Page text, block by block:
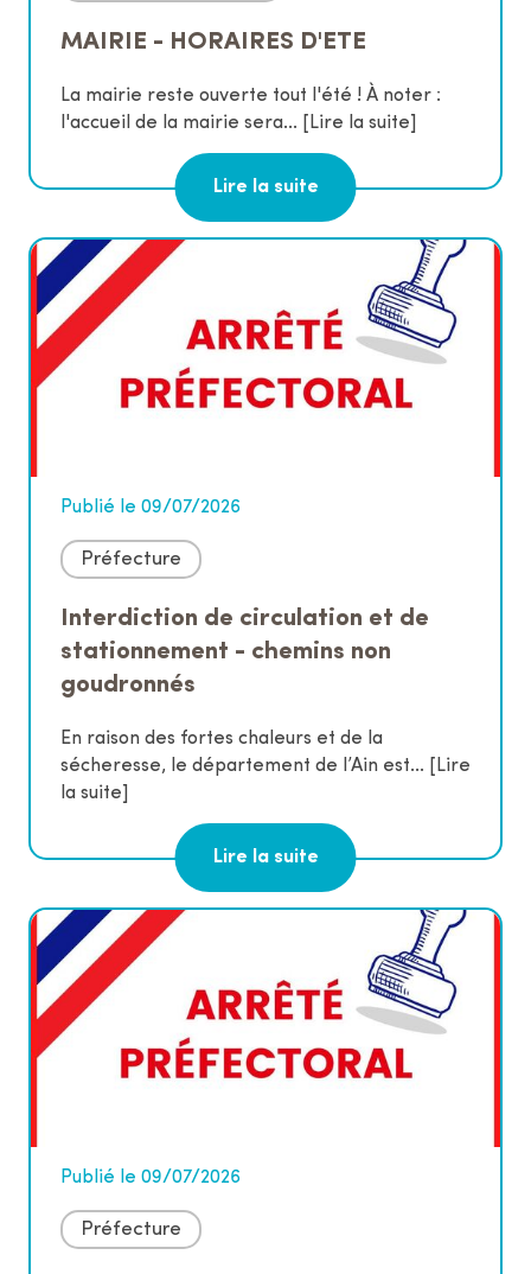
MAIRIE - HORAIRES D'ETE
La mairie reste ouverte tout l'été ! À noter :
l'accueil de la mairie sera...
[Lire la suite]
Lire la suite
Publié le 09/07/2026
Préfecture
Interdiction de circulation et de
stationnement - chemins non
goudronnés
En raison des fortes chaleurs et de la
sécheresse, le département de l’Ain est...
[Lire
la suite]
Lire la suite
Publié le 09/07/2026
Préfecture